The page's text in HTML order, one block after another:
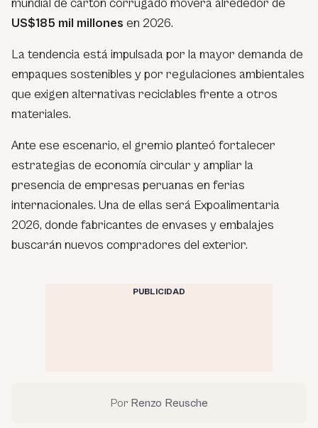
mundial de cartón corrugado moverá alrededor de
US$185 mil millones en 2026.
La tendencia está impulsada por la mayor demanda de
empaques sostenibles y por regulaciones ambientales
que exigen alternativas reciclables frente a otros
materiales.
Ante ese escenario, el gremio planteó fortalecer
estrategias de economía circular y ampliar la
presencia de empresas peruanas en ferias
internacionales. Una de ellas será Expoalimentaria
2026, donde fabricantes de envases y embalajes
buscarán nuevos compradores del exterior.
PUBLICIDAD
Por Renzo Reusche